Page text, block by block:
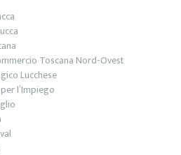
Toscana Nord-Ovest
Lucchese
l’Impiego